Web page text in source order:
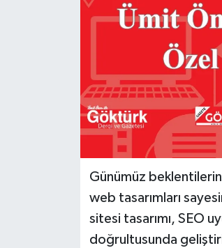
Günümüz
web tasarımları
sitesi tasarımı, SEO
doğrultusunda
ÖZEL HABER
TEKNOLOJİ
TİCARET